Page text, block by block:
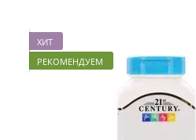
ХИТ
РЕКОМЕНДУЕМ